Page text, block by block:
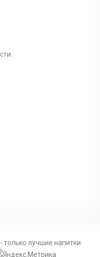
- только лучшие напитки